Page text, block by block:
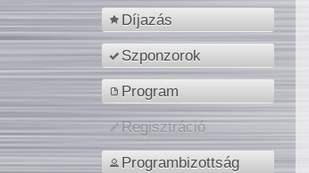
Díjazás
Szponzorok
Program
Regisztráció
Programbizottság